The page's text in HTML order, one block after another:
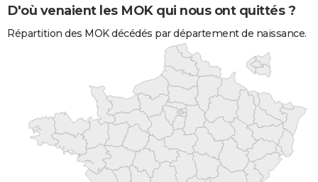
D'où venaient les MOK qui nous ont quittés ?
Répartition des MOK décédés par département de naissance.